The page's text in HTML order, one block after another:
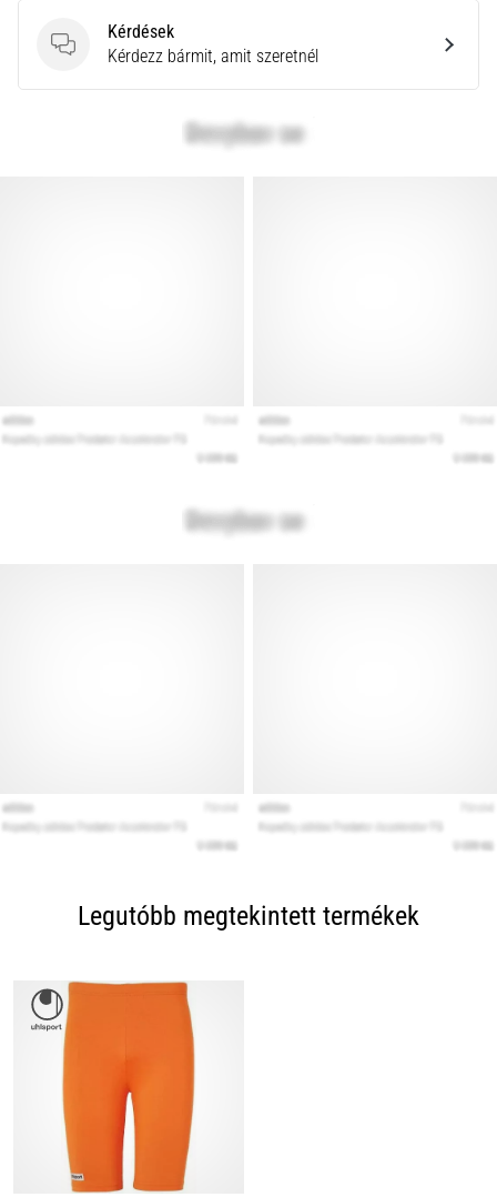
Kérdések
Kérdések
Kérdezz bármit, amit szeretnél
Legutóbb megtekintett termékek